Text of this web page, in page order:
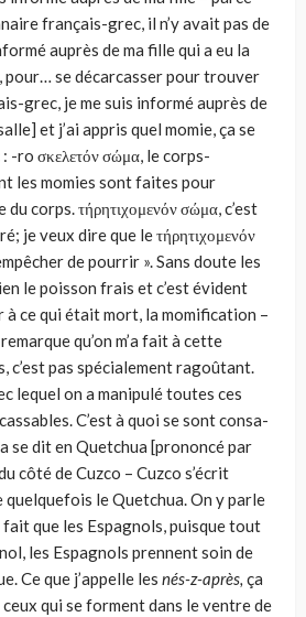
français-grec, il n’y avait pas de
auprès de ma fille qui a eu la
pour… se décarcasser pour trouver
grec, je me suis informé auprès de
et j’ai appris quel momie, ça se
-ro σκελετόν σώμα, le corps-
les momies sont faites pour
corps. τήρητιχομενόν σώμα, c’est
je veux dire que le τήρητιχομενόν
de pour­rir ». Sans doute les
le poisson frais et c’est évi­dent
à ce qui était mort, la momification –
qu’on m’a fait à cette
c’est pas spécialement ragoûtant.
lequel on a mani­pulé toutes ces
C’est à quoi se sont consa­
se dit en Quetchua [prononcé par
côté de Cuzco – Cuzco s’écrit
quelquefois le Quetchua. On y parle
que les Espagnols, puisque tout
les Espagnols prennent soin de
Ce que j’appelle les nés-z-après, ça
qui se forment dans le ventre de